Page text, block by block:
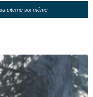
citerne soi-même